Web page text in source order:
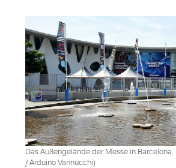
Das Außengelände der Messe in Barcelona.
/ Arduino Vannucchi)